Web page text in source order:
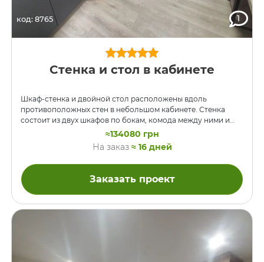
код: 8765 1
Стенка и стол в кабинете
Шкаф-стенка и двойной стол расположены вдоль
противоположных стен в небольшом кабинете. Стенка
состоит из двух шкафов по бокам, комода между ними и
полки и антресоли над ним. Ниша – не для ТВ, там будет
террариум) Стол широкий во всю стену, глубина аж 750мм,
опирается на тумбы с ящиками и металлические опоры и
имеет место для системника на этих опорах. Столешница
толстая 36мм (двойная ДСП). Над столом на стене
подвешены открытые полки. Мебель сделана в модном
сочетании цветов, темно серого и …
≈134080 грн
На заказ ≈ 16 дней
Заказать проект